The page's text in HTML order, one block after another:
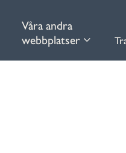
Våra andra
webbplatser